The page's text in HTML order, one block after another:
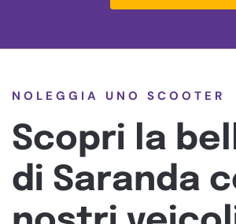
NOLEGGIA UNO SCOOTER
Scopri la
di Saranda